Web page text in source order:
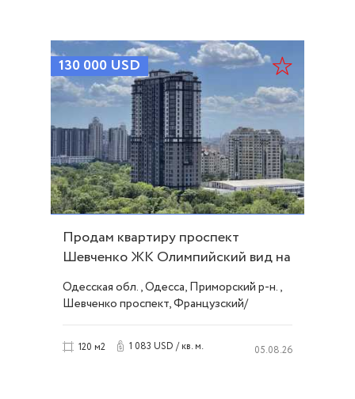
130 000 USD
Продам квартиру проспект
Шевченко ЖК Олимпийский вид на
море. ID 54098
Одесская обл., Одесса, Приморский р-н.,
Шевченко проспект, Французский/
120 м2 1 083 USD / кв. м. 05.08.26